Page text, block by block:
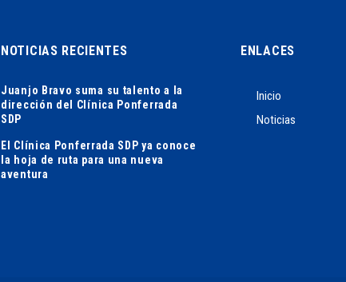
NOTICIAS RECIENTES
Juanjo Bravo suma su talento a la
dirección del Clínica Ponferrada
SDP
El Clínica Ponferrada SDP ya conoce
la hoja de ruta para una nueva
aventura
ENLACES
Inicio
Noticias